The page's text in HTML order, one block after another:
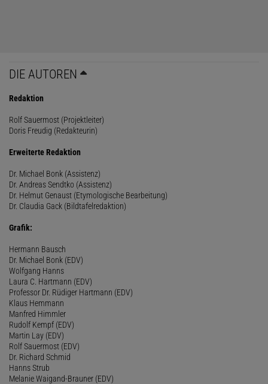
DIE AUTOREN
Redaktion
Rolf Sauermost (Projektleiter)
Doris Freudig (Redakteurin)
Erweiterte Redaktion
Dr. Michael Bonk (Assistenz)
Dr. Andreas Sendtko (Assistenz)
Dr. Helmut Genaust (Etymologische Bearbeitung)
Dr. Claudia Gack (Bildtafelredaktion)
Grafik:
Hermann Bausch
Dr. Michael Bonk (EDV)
Wolfgang Hanns
Laura C. Hartmann (EDV)
Professor Dr. Rüdiger Hartmann (EDV)
Klaus Hemmann
Manfred Himmler
Rudolf Kempf (EDV)
Martin Lay (EDV)
Rolf Sauermost (EDV)
Dr. Richard Schmid
Hanns Strub
Melanie Waigand-Brauner (EDV)